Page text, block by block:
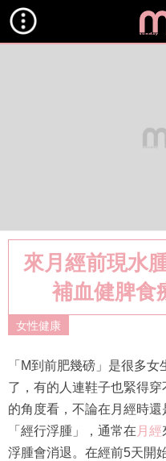
來月經前現水
補血健脾食
女性健康
「M到前肥幾磅」是很多
了，有的人連鞋子也緊得
的角度看，不論在月經時
「經行浮腫」，通常在 月經
浮腫會消退。在經前5天開